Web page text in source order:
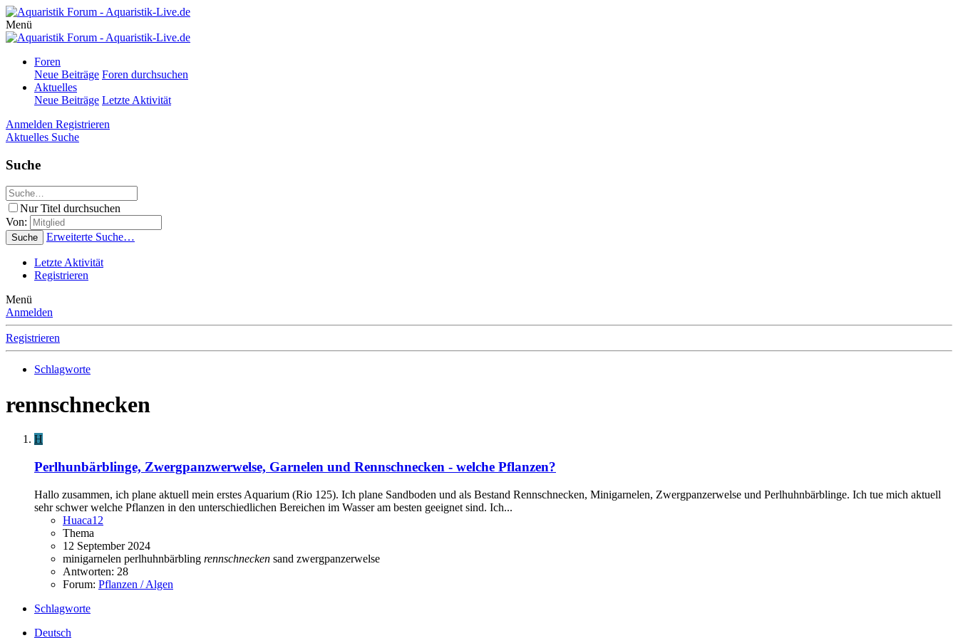
Menü
Foren
Neue Beiträge Foren durchsuchen
Aktuelles
Neue Beiträge Letzte Aktivität
Anmelden Registrieren
Aktuelles Suche
Suche
Nur Titel durchsuchen
Von:
Suche Erweiterte Suche…
Letzte Aktivität
Registrieren
Menü
Anmelden
Registrieren
Schlagworte
rennschnecken
H
Perlhunbärblinge, Zwergpanzwerwelse, Garnelen und Rennschnecken - welche Pflanzen?
Hallo zusammen, ich plane aktuell mein erstes Aquarium (Rio 125). Ich plane Sandboden und als Bestand Rennschnecken, Minigarnelen, Zwergpanzerwelse und Perlhuhnbärblinge. Ich tue mich aktuell
sehr schwer welche Pflanzen in den unterschiedlichen Bereichen im Wasser am besten geeignet sind. Ich...
Huaca12
Thema
12 September 2024
minigarnelen perlhuhnbärbling rennschnecken sand zwergpanzerwelse
Antworten: 28
Forum: Pflanzen / Algen
Schlagworte
Deutsch